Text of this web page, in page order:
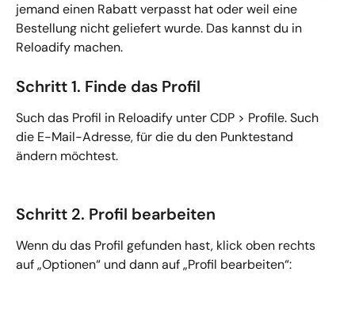
jemand einen Rabatt verpasst hat oder weil eine
Bestellung nicht geliefert wurde. Das kannst du in
Reloadify machen.
Schritt 1. Finde das Profil
Such das Profil in Reloadify unter CDP > Profile. Such
die E-Mail-Adresse, für die du den Punktestand
ändern möchtest.
Schritt 2. Profil bearbeiten
Wenn du das Profil gefunden hast, klick oben rechts
auf „Optionen“ und dann auf „Profil bearbeiten“: